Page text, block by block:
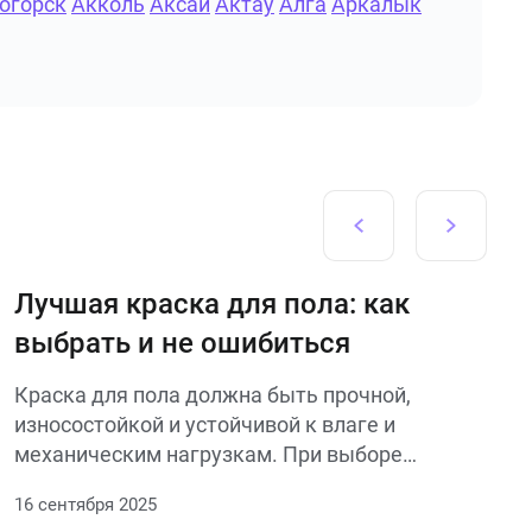
Лучшая краска для пола: как
выбрать и не ошибиться
Краска для пола должна быть прочной,
износостойкой и устойчивой к влаге и
механическим нагрузкам. При выборе
дерево), условия эксплуатации
16 сентября 2025